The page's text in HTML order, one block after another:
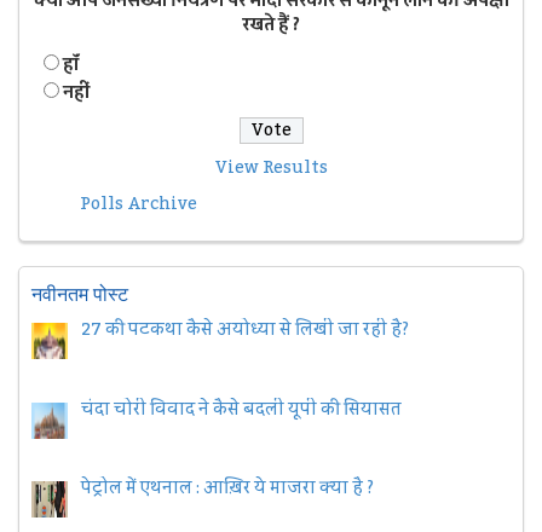
रखते हैं ?
हॉं
नहीं
View Results
Polls Archive
नवीनतम पोस्ट
27 की पटकथा कैसे अयोध्या से लिखी जा रही है?
चंदा चोरी विवाद ने कैसे बदली यूपी की सियासत
पेट्रोल में एथनाल : आख़िर ये माजरा क्या है ?